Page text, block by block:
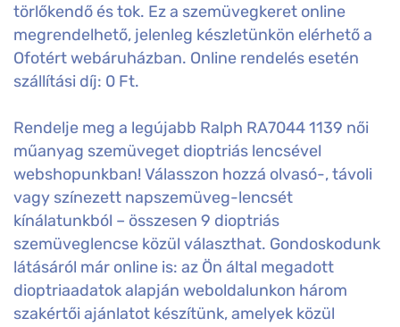
törlőkendő és tok. Ez a szemüvegkeret online
megrendelhető, jelenleg készletünkön elérhető a
Ofotért webáruházban. Online rendelés esetén
szállítási díj: 0 Ft.
Rendelje meg a legújabb Ralph RA7044 1139 női
műanyag szemüveget dioptriás lencsével
webshopunkban! Válasszon hozzá olvasó-, távoli
vagy színezett napszemüveg-lencsét
kínálatunkból – összesen 9 dioptriás
szemüveglencse közül választhat. Gondoskodunk
látásáról már online is: az Ön által megadott
dioptriaadatok alapján weboldalunkon három
szakértői ajánlatot készítünk, amelyek közül